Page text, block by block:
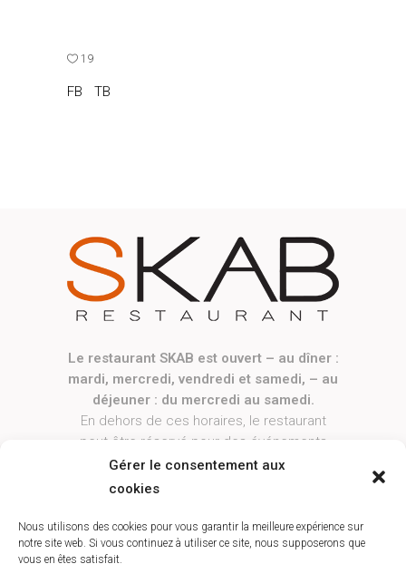
Gérer le consentement aux
cookies
Nous utilisons des cookies pour vous garantir la meilleure expérience sur
notre site web. Si vous continuez à utiliser ce site, nous supposerons que
vous en êtes satisfait.
19
FB TB
Le restaurant SKAB est ouvert – au dîner :
mardi, mercredi, vendredi et samedi, – au
déjeuner : du mercredi au samedi.
En dehors de ces horaires, le restaurant
peut être réservé pour des événements
privés ou professionnels, sur demande.
fermé le jeudi 13 août.